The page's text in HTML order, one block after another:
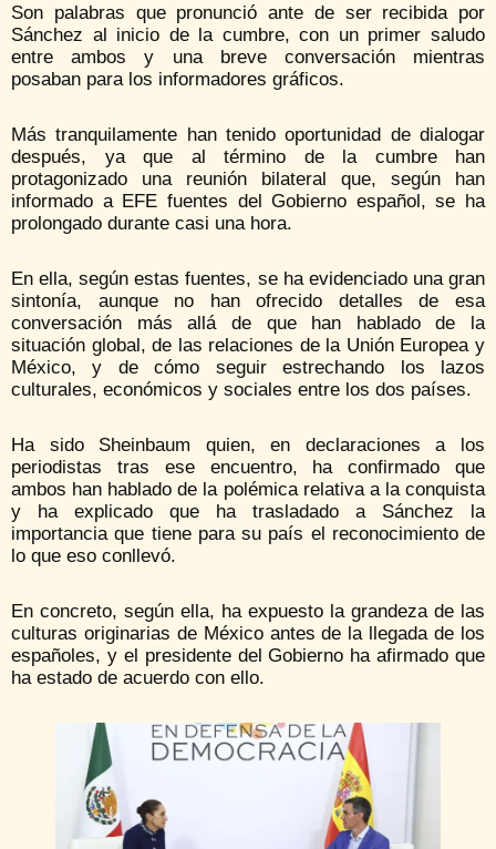
Son palabras que pronunció ante de ser recibida por
Sánchez al inicio de la cumbre, con un primer saludo
entre ambos y una breve conversación mientras
posaban para los informadores gráficos.
Más tranquilamente han tenido oportunidad de dialogar
después, ya que al término de la cumbre han
protagonizado una reunión bilateral que, según han
informado a EFE fuentes del Gobierno español, se ha
prolongado durante casi una hora.
En ella, según estas fuentes, se ha evidenciado una gran
sintonía, aunque no han ofrecido detalles de esa
conversación más allá de que han hablado de la
situación global, de las relaciones de la Unión Europea y
México, y de cómo seguir estrechando los lazos
culturales, económicos y sociales entre los dos países.
Ha sido Sheinbaum quien, en declaraciones a los
periodistas tras ese encuentro, ha confirmado que
ambos han hablado de la polémica relativa a la conquista
y ha explicado que ha trasladado a Sánchez la
importancia que tiene para su país el reconocimiento de
lo que eso conllevó.
En concreto, según ella, ha expuesto la grandeza de las
culturas originarias de México antes de la llegada de los
españoles, y el presidente del Gobierno ha afirmado que
ha estado de acuerdo con ello.